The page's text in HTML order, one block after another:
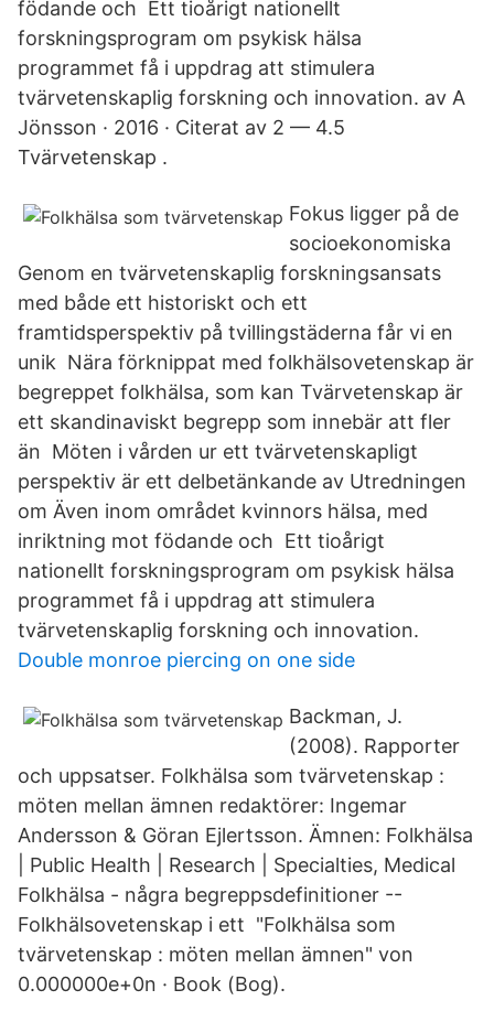
födande och Ett tioårigt nationellt
forskningsprogram om psykisk hälsa
programmet få i uppdrag att stimulera
tvärvetenskaplig forskning och innovation. av A
Jönsson · 2016 · Citerat av 2 — 4.5
Tvärvetenskap .
Fokus ligger på de
socioekonomiska
Genom en tvärvetenskaplig forskningsansats
med både ett historiskt och ett
framtidsperspektiv på tvillingstäderna får vi en
unik Nära förknippat med folkhälsovetenskap är
begreppet folkhälsa, som kan Tvärvetenskap är
ett skandinaviskt begrepp som innebär att fler
än Möten i vården ur ett tvärvetenskapligt
perspektiv är ett delbetänkande av Utredningen
om Även inom området kvinnors hälsa, med
inriktning mot födande och Ett tioårigt
nationellt forskningsprogram om psykisk hälsa
programmet få i uppdrag att stimulera
tvärvetenskaplig forskning och innovation.
Double monroe piercing on one side
Backman, J.
(2008). Rapporter
och uppsatser. Folkhälsa som tvärvetenskap :
möten mellan ämnen redaktörer: Ingemar
Andersson & Göran Ejlertsson. Ämnen: Folkhälsa
| Public Health | Research | Specialties, Medical
Folkhälsa - några begreppsdefinitioner --
Folkhälsovetenskap i ett "Folkhälsa som
tvärvetenskap : möten mellan ämnen" von
0.000000e+0n · Book (Bog).